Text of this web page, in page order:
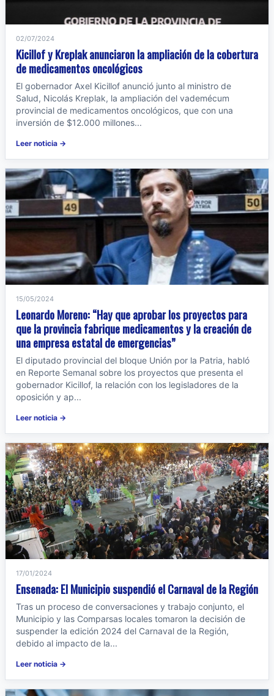
02/07/2024
Kicillof y Kreplak anunciaron la ampliación de la cobertura
de medicamentos oncológicos
El gobernador Axel Kicillof anunció junto al ministro de
Salud, Nicolás Kreplak, la ampliación del vademécum
provincial de medicamentos oncológicos, que con una
inversión de $12.000 millones...
Leer noticia →
15/05/2024
Leonardo Moreno: “Hay que aprobar los proyectos para
que la provincia fabrique medicamentos y la creación de
una empresa estatal de emergencias”
El diputado provincial del bloque Unión por la Patria, habló
en Reporte Semanal sobre los proyectos que presenta el
gobernador Kicillof, la relación con los legisladores de la
oposición y ap...
Leer noticia →
17/01/2024
Ensenada: El Municipio suspendió el Carnaval de la Región
Tras un proceso de conversaciones y trabajo conjunto, el
Municipio y las Comparsas locales tomaron la decisión de
suspender la edición 2024 del Carnaval de la Región,
debido al impacto de la...
Leer noticia →